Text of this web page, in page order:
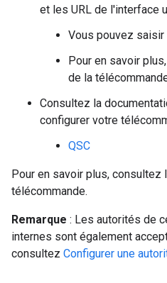
et les URL de l'interface
Vous pouvez saisir
Pour en savoir
de la
Consultez la
configurer votre
QSC
Pour en savoir plus, consultez
télécommande.
Remarque : Les autorités de
internes sont également
consultez Configurer une